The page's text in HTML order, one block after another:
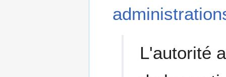
L'autorité